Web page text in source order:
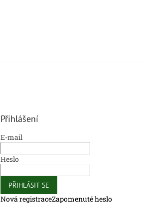
Přihlášení
E-mail
Heslo
PŘIHLÁSIT SE
Nová registraceZapomenuté heslo